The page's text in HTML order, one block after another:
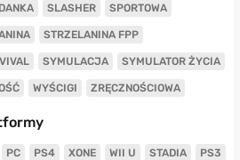
SLASHER SPORTOWA
STRZELANINA FPP
SYMULACJA SYMULATOR ŻYCIA
WYŚCIGI ZRĘCZNOŚCIOWA
PC PS4 XONE WII U STADIA PS3